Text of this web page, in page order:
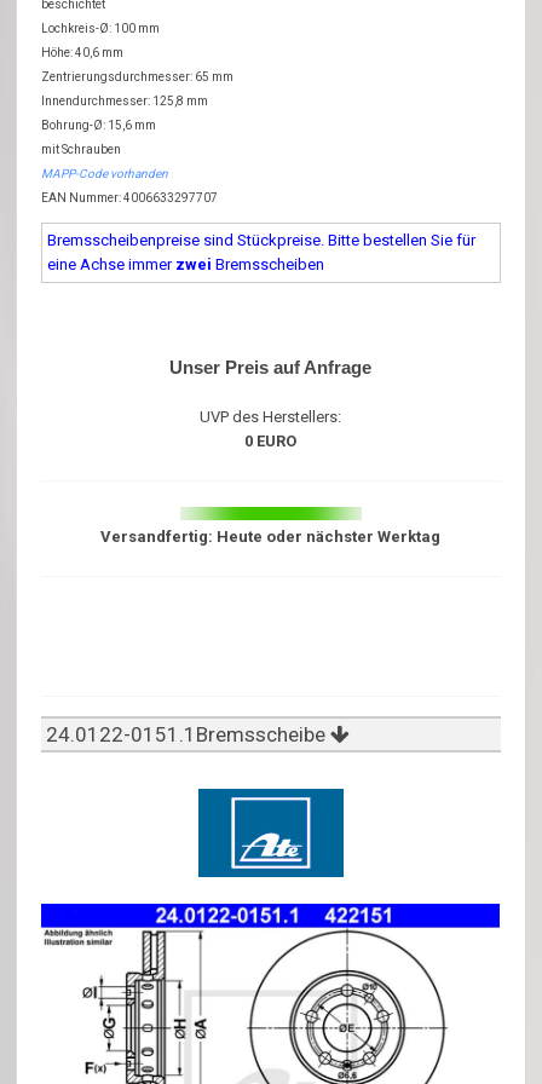
beschichtet
Lochkreis-Ø: 100 mm
Höhe: 40,6 mm
Zentrierungsdurchmesser: 65 mm
Innendurchmesser: 125,8 mm
Bohrung-Ø: 15,6 mm
mit Schrauben
MAPP-Code vorhanden
EAN Nummer: 4006633297707
Bremsscheibenpreise sind Stückpreise. Bitte bestellen Sie für
eine Achse immer zwei Bremsscheiben
Unser Preis auf Anfrage
UVP des Herstellers:
0 EURO
Versandfertig: Heute oder nächster Werktag
24.0122-0151.1Bremsscheibe